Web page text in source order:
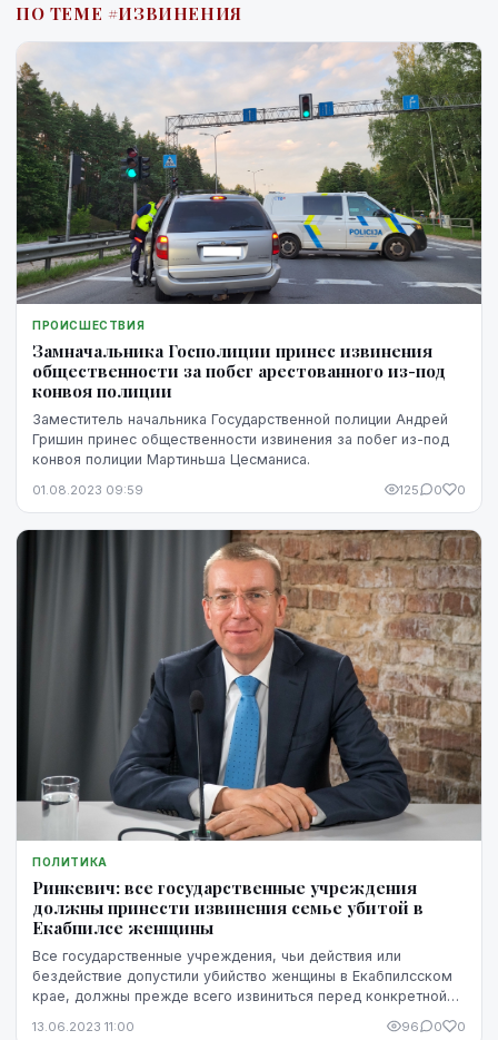
действия.
ПО ТЕМЕ #ИЗВИНЕНИЯ
ПРОИСШЕСТВИЯ
Замначальника Госполиции принес извинения
общественности за побег арестованного из-под
конвоя полиции
Заместитель начальника Государственной полиции Андрей
Гришин принес общественности извинения за побег из-под
конвоя полиции Мартиньша Цесманиса.
01.08.2023 09:59 125 0 0
ПОЛИТИКА
Ринкевич: все государственные учреждения
должны принести извинения семье убитой в
Екабпилсе женщины
Все государственные учреждения, чьи действия или
бездействие допустили убийство женщины в Екабпилсском
крае, должны прежде всего извиниться перед конкретной
13.06.2023 11:00 96 0 0